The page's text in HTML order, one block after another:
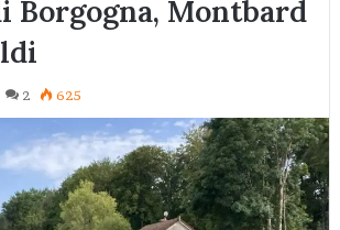
Borgogna, Montbard
2 625